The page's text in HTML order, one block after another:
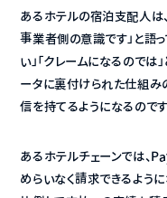
あるホテルの宿泊支配人は
事業者側の意識です」と語
い」「クレームになるのでは
ータに裏付けられた仕組み
信を持てるようになるのです
あるホテルチェーンでは、
めらいなく請求できるよう